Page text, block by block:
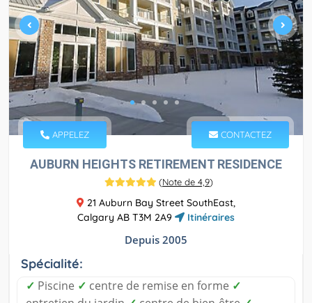
APPELEZ CONTACTEZ
AUBURN HEIGHTS RETIREMENT RESIDENCE
(Note de 4,9)
21 Auburn Bay Street SouthEast,
Calgary AB T3M 2A9
Itinéraires
Depuis 2005
Spécialité:
✓ Piscine ✓ centre de remise en forme ✓